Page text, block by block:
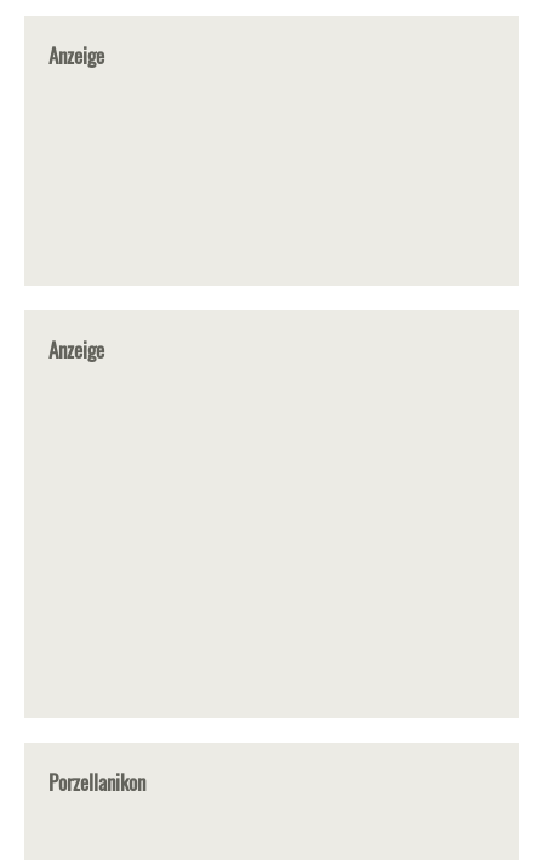
Anzeige
Anzeige
Porzellanikon